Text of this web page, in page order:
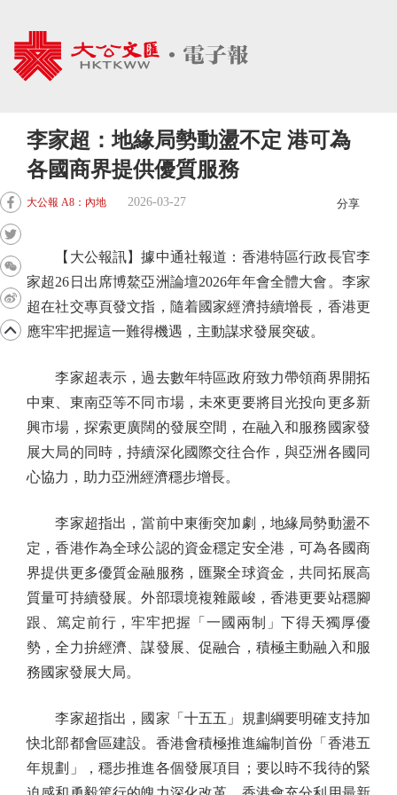
李家超：地緣局勢動盪不定 港可為
各國商界提供優質服務
大公報 A8：內地 2026-03-27 分享
【大公報訊】據中通社報道：香港特區行政長官李
家超26日出席博鰲亞洲論壇2026年年會全體大會。李家
超在社交專頁發文指，隨着國家經濟持續增長，香港更
應牢牢把握這一難得機遇，主動謀求發展突破。
李家超表示，過去數年特區政府致力帶領商界開拓
中東、東南亞等不同市場，未來更要將目光投向更多新
興市場，探索更廣闊的發展空間，在融入和服務國家發
展大局的同時，持續深化國際交往合作，與亞洲各國同
心協力，助力亞洲經濟穩步增長。
李家超指出，當前中東衝突加劇，地緣局勢動盪不
定，香港作為全球公認的資金穩定安全港，可為各國商
界提供更多優質金融服務，匯聚全球資金，共同拓展高
質量可持續發展。外部環境複雜嚴峻，香港更要站穩腳
跟、篤定前行，牢牢把握「一國兩制」下得天獨厚優
勢，全力拚經濟、謀發展、促融合，積極主動融入和服
務國家發展大局。
李家超指出，國家「十五五」規劃綱要明確支持加
快北部都會區建設。香港會積極推進編制首份「香港五
年規劃」，穩步推進各個發展項目；要以時不我待的緊